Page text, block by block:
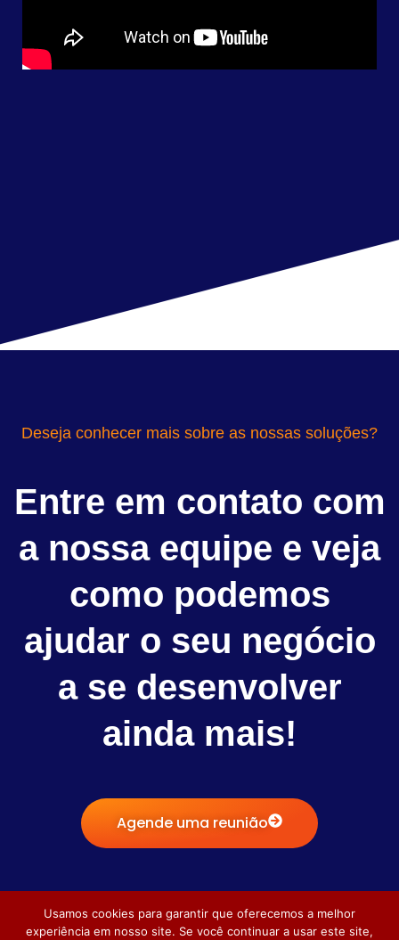
Deseja conhecer mais sobre as nossas soluções?
Entre em contato com
a nossa equipe e veja
como podemos
ajudar o seu negócio
a se desenvolver
ainda mais!
Agende uma reunião
Usamos cookies para garantir que oferecemos a melhor
experiência em nosso site. Se você continuar a usar este site,